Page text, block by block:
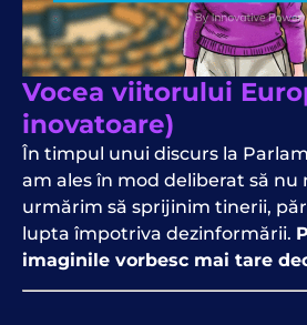
Vocea viitorului
inovatoare)
În timpul unui discurs la
am ales în mod deliberat să nu
urmărim să sprijinim tinerii,
lupta împotriva dezinformării.
imaginile vorbesc mai tare